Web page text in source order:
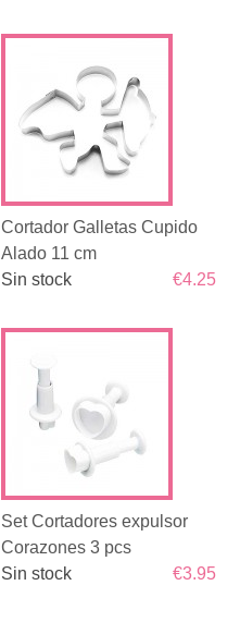
Cortador Galletas Cupido
Alado 11 cm
€4.25
Sin stock
Set Cortadores expulsor
Corazones 3 pcs
€3.95
Sin stock